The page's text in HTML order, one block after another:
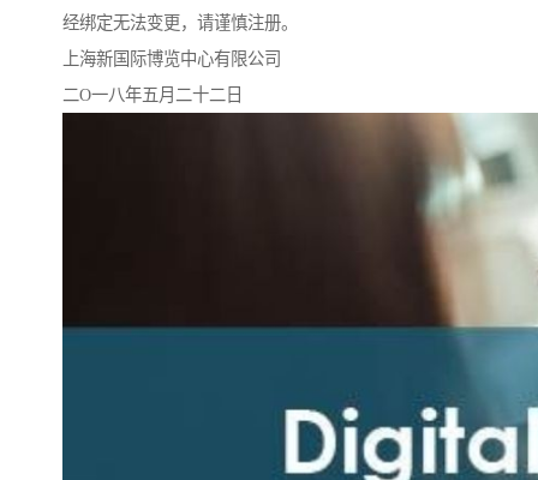
经绑定无法变更，请谨慎注册。
上海新国际博览中心有限公司
二O一八年五月二十二日